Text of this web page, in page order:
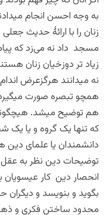
به وجه احسن انجام
زنان را با ارائۀ حدیث
مسجد داد نه می‌زد که
زیاد تر دوزخیان زنان
نه میدانند هرگزعرض
همچو تبصره صورت
هم توضیح میشد.
که تنها یک گروه و یا یک
دانشمندان یا علمای دین
توضیحات دین نظر به
انحصار دین کار
بگوید و بنویسد و دیگران
محدود ساختن فکری و